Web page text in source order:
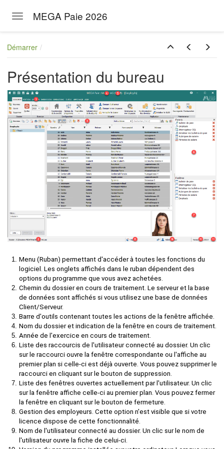
Toggle navigation
MEGA Paie 2026
Démarrer
Présentation du bureau
Menu (Ruban) permettant d'accéder à toutes les fonctions du
logiciel. Les onglets affichés dans le ruban dépendent des
options du programme que vous avez achetées.
Chemin du dossier en cours de traitement. Le serveur et la base
de données sont affichés si vous utilisez une base de données
Client/Serveur.
Barre d'outils contenant toutes les actions de la fenêtre affichée.
Nom du dossier et indication de la fenêtre en cours de traitement.
Année de l'exercice en cours de traitement.
Liste des raccourcis de l'utilisateur connecté au dossier. Un clic
sur le raccourci ouvre la fenêtre correspondante ou l'affiche au
premier plan si celle-ci est déjà ouverte. Vous pouvez supprimer le
raccourci en cliquant sur le bouton de suppression.
Liste des fenêtres ouvertes actuellement par l'utilisateur. Un clic
sur la fenêtre affiche celle-ci au premier plan. Vous pouvez fermer
la fenêtre en cliquant sur le bouton de fermeture.
Gestion des employeurs. Cette option n'est visible que si votre
licence dispose de cette fonctionnalité.
Nom de l'utilisateur connecté au dossier. Un clic sur le nom de
l'utilisateur ouvre la fiche de celui-ci.